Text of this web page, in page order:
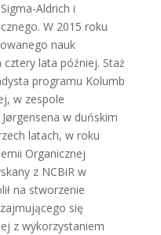
Aldrich i
W 2015 roku
nauk
lata później. Staż
programu Kolumb
w zespole
w duńskim
latach, w roku
Organicznej
z NCBiR w
na stworzenie
się
z wykorzystaniem